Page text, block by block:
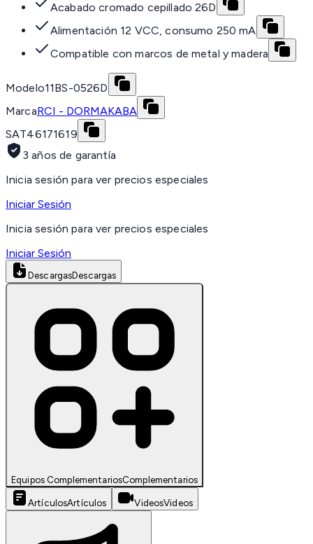
Acabado cromado cepillado 26D
Alimentación 12 VCC, consumo 250 mA
Compatible con marcos de metal y madera
Modelo11BS-0526D
MarcaRCI - DORMAKABA
SAT46171619
3 años de garantía
Inicia sesión para ver precios especiales
Iniciar Sesión
Inicia sesión para ver precios especiales
Iniciar Sesión
DescargasDescargas
Equipos ComplementariosComplementarios
ArtículosArtículos VideosVideos